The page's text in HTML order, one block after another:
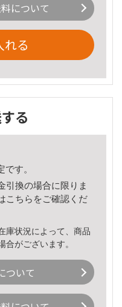
について
れる
る
す。
引換の場合に限りま
こちら をご確認くだ
庫状況によって、商品
合がございます。
ついて